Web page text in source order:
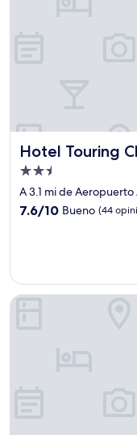
Hotel Touring
Hotel Touring Club
Propiedad
de
2.5
A 3.1 mi de Aeropuerto
7.6
opiniones)
7.6/10 Bueno (44
La Casa de Paula